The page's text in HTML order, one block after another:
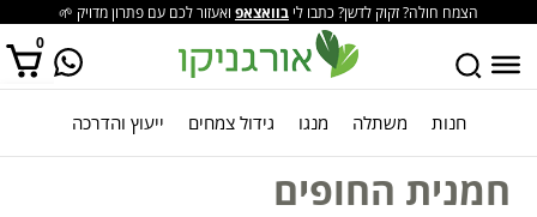
הצמח חולה? זקוק לדשן? כתבו לי בוואצאפ ואעזור לכם עם פתרון מדויק 🌱
0
אין מוצרים בסל הקניות. חנות משתלה מנגו גידול צמחים ייעוץ והדרכה
חמנית החופים